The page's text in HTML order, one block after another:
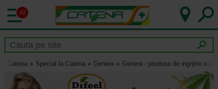
40
Catena Special la Catena Genera Genera - produse de ingrijire a